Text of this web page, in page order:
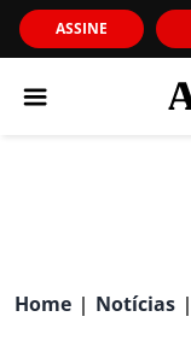
ASSINE
Home | Notícias |